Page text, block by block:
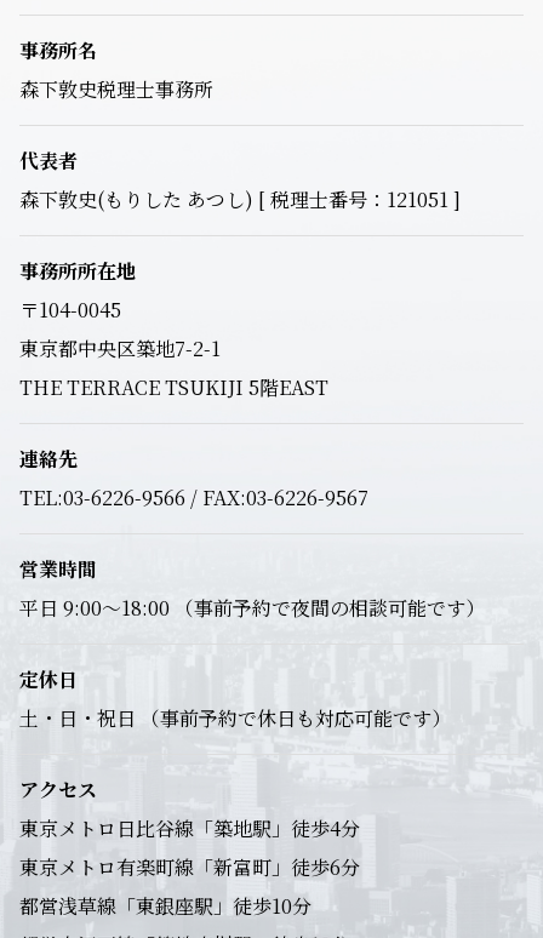
事務所名
森下敦史税理士事務所
代表者
森下敦史(もりした あつし) [ 税理士番号：121051 ]
事務所所在地
〒104-0045
東京都中央区築地7-2-1
THE TERRACE TSUKIJI 5階EAST
連絡先
TEL:03-6226-9566 / FAX:03-6226-9567
営業時間
平日 9:00～18:00 （事前予約で夜間の相談可能です）
定休日
土・日・祝日 （事前予約で休日も対応可能です）
アクセス
東京メトロ日比谷線「築地駅」徒歩4分
東京メトロ有楽町線「新富町」徒歩6分
都営浅草線「東銀座駅」徒歩10分